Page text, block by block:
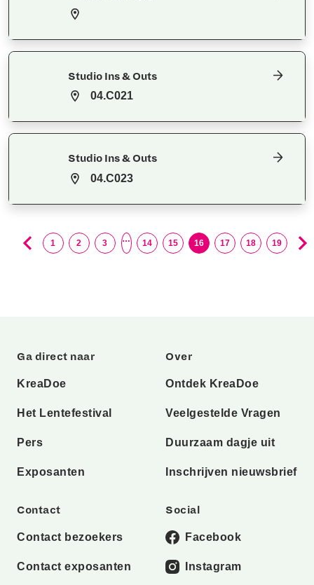
Studio Ins & Outs
04.C021
Studio Ins & Outs
04.C023
1 2 3 … 14 15 16 17 18 19
Ga direct naar
KreaDoe
Het Lentefestival
Pers
Exposanten
Over
Ontdek KreaDoe
Veelgestelde Vragen
Duurzaam dagje uit
Inschrijven nieuwsbrief
Contact
Contact bezoekers
Contact exposanten
Social
Facebook
Instagram